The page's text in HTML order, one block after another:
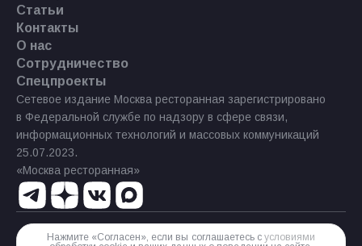
Статьи
Контакты
О нас
Сотрудничество
Спецпроекты
Сетевое издание Москва ресторанная зарегистрировано
в Федеральной службе по надзору в сфере связи,
информационных технологий и массовых коммуникаций
25.07.2023.
«Москва ресторанная»
Нажмите «Согласен», если вы соглашаетесь с условиями